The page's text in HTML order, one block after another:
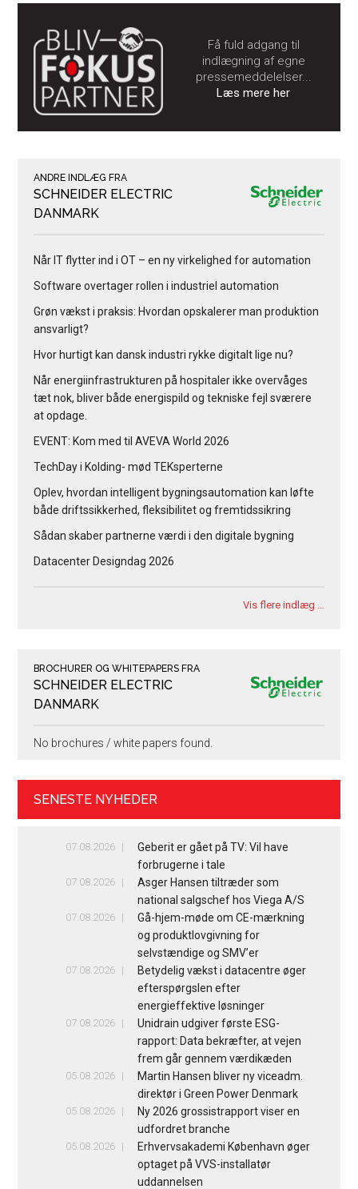
Få fuld adgang til
indlægning af egne
pressemeddelelser...
Læs mere her
ANDRE INDLÆG FRA
SCHNEIDER ELECTRIC
DANMARK
Når IT flytter ind i OT – en ny virkelighed for automation
Software overtager rollen i industriel automation
Grøn vækst i praksis: Hvordan opskalerer man produktion
ansvarligt?
Hvor hurtigt kan dansk industri rykke digitalt lige nu?
Når energiinfrastrukturen på hospitaler ikke overvåges
tæt nok, bliver både energispild og tekniske fejl sværere
at opdage.
EVENT: Kom med til AVEVA World 2026
TechDay i Kolding- mød TEKsperterne
Oplev, hvordan intelligent bygningsautomation kan løfte
både driftssikkerhed, fleksibilitet og fremtidssikring
Sådan skaber partnerne værdi i den digitale bygning
Datacenter Designdag 2026
Vis flere indlæg …
BROCHURER OG WHITEPAPERS FRA
SCHNEIDER ELECTRIC
DANMARK
No brochures / white papers found.
SENESTE NYHEDER
07.08.2026
Geberit er gået på TV: Vil have
forbrugerne i tale
07.08.2026
Asger Hansen tiltræder som
national salgschef hos Viega A/S
07.08.2026
Gå-hjem-møde om CE-mærkning
og produktlovgivning for
selvstændige og SMV’er
07.08.2026
Betydelig vækst i datacentre øger
efterspørgslen efter
energieffektive løsninger
07.08.2026
Unidrain udgiver første ESG-
rapport: Data bekræfter, at vejen
frem går gennem værdikæden
05.08.2026
Martin Hansen bliver ny viceadm.
direktør i Green Power Denmark
05.08.2026
Ny 2026 grossistrapport viser en
udfordret branche
05.08.2026
Erhvervsakademi København øger
optaget på VVS-installatør
uddannelsen